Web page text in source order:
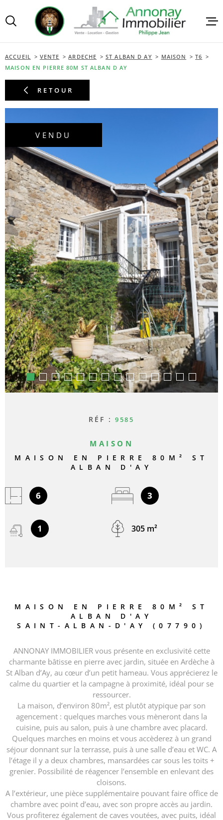
au
menu
au
contenu
ACCUEIL VENTE ARDECHE ST ALBAN D AY MAISON
T6
MAISON EN PIERRE 80M ST ALBAN D AY
RETOUR
VENDU
RÉF :9585
MAISON
MAISON EN PIERRE 80M² ST
ALBAN D'AY
6 3
1 305 m²
MAISON EN PIERRE 80M² ST
ALBAN D'AY
SAINT-ALBAN-D'AY (07790)
ANNONAY IMMOBILIER vous présente en exclusivité cette
charmante bâtisse en pierre avec jardin, située en Ardèche à
St Alban d’Ay, au cœur d’un petit hameau. Vous apprécierez le
calme du quartier et la campagne à proximité, idéal pour se
ressourcer.
La maison, d’environ 80m², est plutôt atypique par son
agencement : quelques marches vous mèneront dans la
cuisine, puis au salon, puis à une chambre avec placard.
Quelques marches en moins et vous accèderez à un grand
séjour donnant sur la terrasse, puis à une salle d’eau et WC. A
l’étage il y a deux chambres, mansardées car sous les toits +
grenier. Possibilité de réagencer l’ensemble en enlevant des
cloisons.
A l’extérieur, une pièce supplémentaire pouvant faire office de
chambre avec point d’eau, avec son propre accès au jardin.
Vous profiterez également de caves voutées, avec puits, idéal
VOTRE
DETYPE DE BIEN
VILLE
Budget
BUDGET
RECHERCHER